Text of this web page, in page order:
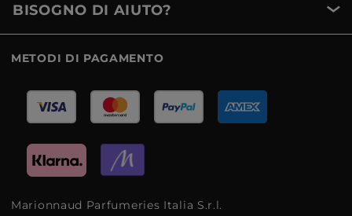
BISOGNO DI AIUTO?
METODI DI PAGAMENTO
Marionnaud Parfumeries Italia S.r.l.